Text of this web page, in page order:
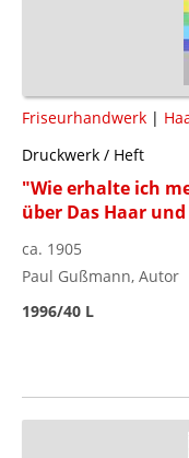
Friseurhandwerk |
Druckwerk / Heft
"Wie erhalte ich
über Das Haar
ca. 1905
Paul Gußmann, Autor
1996/40 L